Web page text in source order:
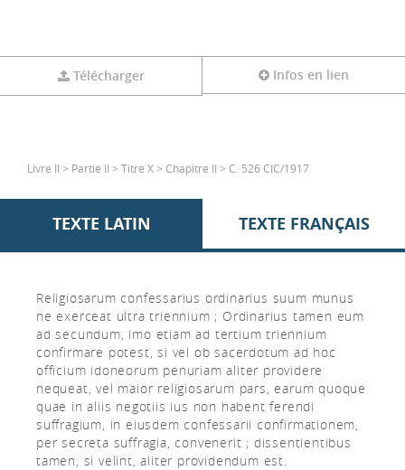
Télécharger Infos en lien
Livre II > Partie II > Titre X > Chapitre II > C. 526 CIC/1917
TEXTE LATIN TEXTE FRANÇAIS
Religiosarum confessarius ordinarius suum munus
ne exerceat ultra triennium ; Ordinarius tamen eum
ad secundum, imo etiam ad tertium triennium
confirmare potest, si vel ob sacerdotum ad hoc
officium idoneorum penuriam aliter providere
nequeat, vel maior religiosarum pars, earum quoque
quae in aliis negotiis ius non habent ferendi
suffragium, in eiusdem confessarii confirmationem,
per secreta suffragia, convenerit ; dissentientibus
tamen, si velint, aliter providendum est.